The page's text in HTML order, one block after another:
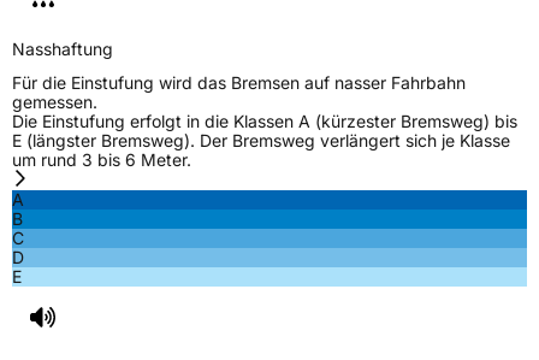
Nasshaftung
Für die Einstufung wird das Bremsen auf nasser Fahrbahn
gemessen.
Die Einstufung erfolgt in die Klassen A (kürzester Bremsweg) bis
E (längster Bremsweg). Der Bremsweg verlängert sich je Klasse
um rund 3 bis 6 Meter.
A
B
C
D
E